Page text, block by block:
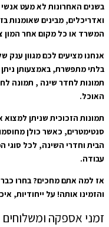
בשנים האחרונות לא מעט אנשי
ואדריכלים, מבינים שאומנות
המשרד או כל מקום אחר המון
אנחנו מציעים לכם מגוון ענק
בלתי מתפשרת, באמצעותן
תמונות לחדר שינה , תמונה
האוכל.
סנטימטרים, כאשר כולן
הבית וחדרי השינה, לכל סוגי
עבודה.
אז למה אתם מחכים? בחרו
והזמינו אותה! על ייחודיות,
זמני אספקה ומשלוחים